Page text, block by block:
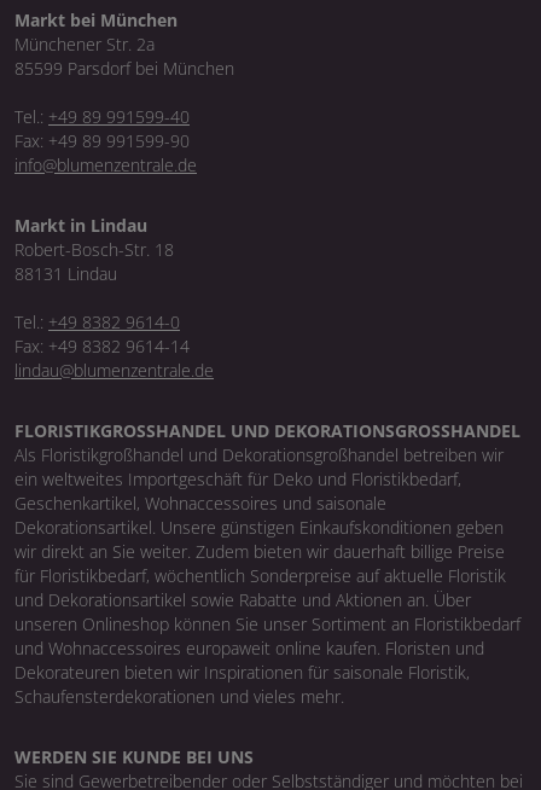
Markt bei München
Münchener Str. 2a
85599 Parsdorf bei München
Tel.: +49 89 991599-40
Fax: +49 89 991599-90
info@blumenzentrale.de
Markt in Lindau
Robert-Bosch-Str. 18
88131 Lindau
Tel.: +49 8382 9614-0
Fax: +49 8382 9614-14
lindau@blumenzentrale.de
FLORISTIKGROSSHANDEL UND DEKORATIONSGROSSHANDEL
Als Floristikgroßhandel und Dekorationsgroßhandel betreiben wir
ein weltweites Importgeschäft für Deko und Floristikbedarf,
Geschenkartikel, Wohnaccessoires und saisonale
Dekorationsartikel. Unsere günstigen Einkaufskonditionen geben
wir direkt an Sie weiter. Zudem bieten wir dauerhaft billige Preise
für Floristikbedarf, wöchentlich Sonderpreise auf aktuelle Floristik
und Dekorationsartikel sowie Rabatte und Aktionen an. Über
unseren Onlineshop können Sie unser Sortiment an Floristikbedarf
und Wohnaccessoires europaweit online kaufen. Floristen und
Dekorateuren bieten wir Inspirationen für saisonale Floristik,
Schaufensterdekorationen und vieles mehr.
WERDEN SIE KUNDE BEI UNS
Sie sind Gewerbetreibender oder Selbstständiger und möchten bei